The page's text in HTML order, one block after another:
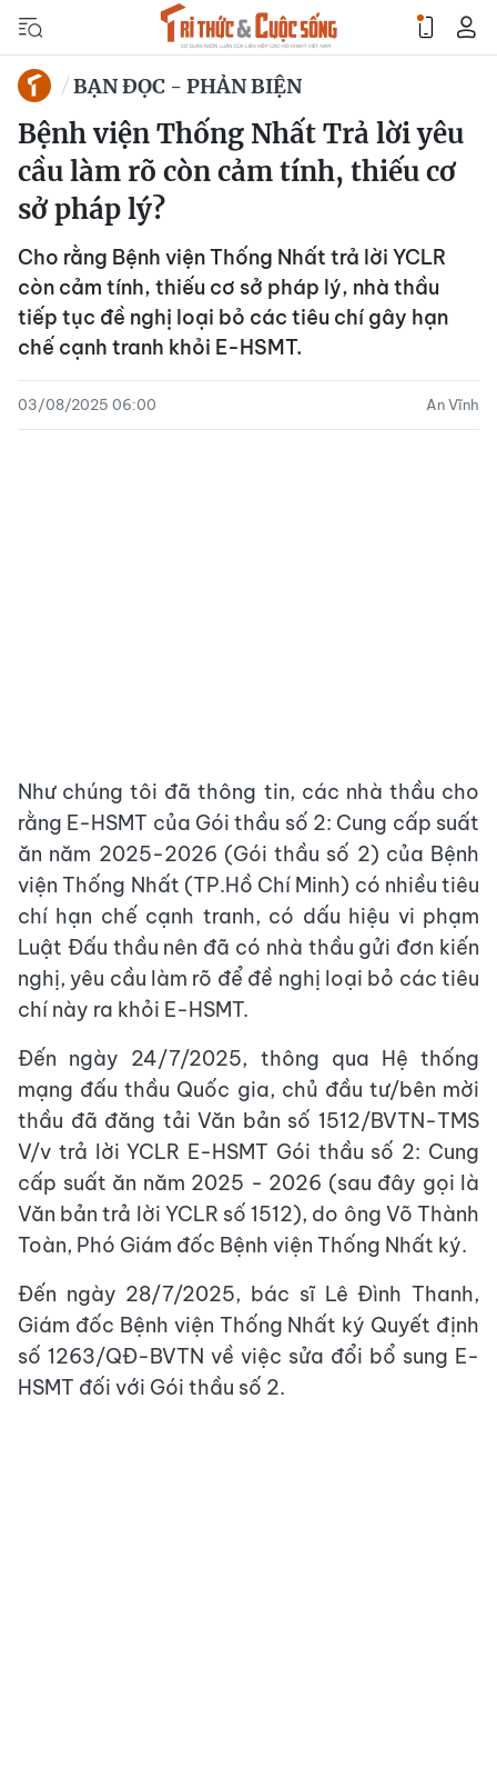
BẠN ĐỌC - PHẢN BIỆN
Bệnh viện Thống Nhất Trả lời yêu
cầu làm rõ còn cảm tính, thiếu cơ
sở pháp lý?
Cho rằng Bệnh viện Thống Nhất trả lời YCLR
còn cảm tính, thiếu cơ sở pháp lý, nhà thầu
tiếp tục đề nghị loại bỏ các tiêu chí gây hạn
chế cạnh tranh khỏi E-HSMT.
03/08/2025 06:00 An Vĩnh
Như chúng tôi đã thông tin, các nhà thầu cho
rằng E-HSMT của Gói thầu số 2: Cung cấp suất
ăn năm 2025-2026 (Gói thầu số 2) của Bệnh
viện Thống Nhất (TP.Hồ Chí Minh) có nhiều tiêu
chí hạn chế cạnh tranh, có dấu hiệu vi phạm
Luật Đấu thầu nên đã có nhà thầu gửi đơn kiến
nghị, yêu cầu làm rõ để đề nghị loại bỏ các tiêu
chí này ra khỏi E-HSMT.
Đến ngày 24/7/2025, thông qua Hệ thống
mạng đấu thầu Quốc gia, chủ đầu tư/bên mời
thầu đã đăng tải Văn bản số 1512/BVTN-TMS
V/v trả lời YCLR E-HSMT Gói thầu số 2: Cung
cấp suất ăn năm 2025 - 2026 (sau đây gọi là
Văn bản trả lời YCLR số 1512), do ông Võ Thành
Toàn, Phó Giám đốc Bệnh viện Thống Nhất ký.
Đến ngày 28/7/2025, bác sĩ Lê Đình Thanh,
Giám đốc Bệnh viện Thống Nhất ký Quyết định
số 1263/QĐ-BVTN về việc sửa đổi bổ sung E-
HSMT đối với Gói thầu số 2.